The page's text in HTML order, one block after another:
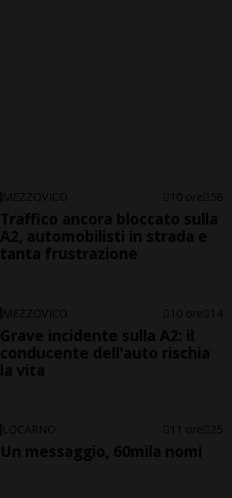
MEZZOVICO 10 ore 58
Traffico ancora bloccato sulla
A2, automobilisti in strada e
tanta frustrazione
MEZZOVICO 10 ore 14
Grave incidente sulla A2: il
conducente dell'auto rischia
la vita
LOCARNO 11 ore 25
Un messaggio, 60mila nomi